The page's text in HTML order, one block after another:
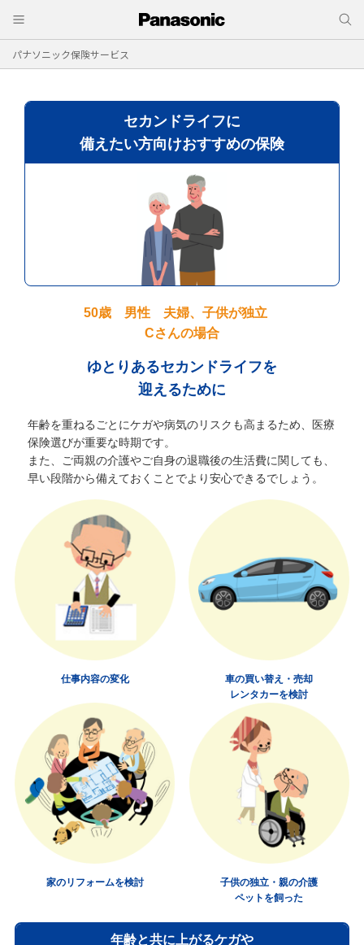
パナソニック保険サービス
セカンドライフに
備えたい方向けおすすめの保険
50歳 男性 夫婦、子供が独立
Cさんの場合
ゆとりあるセカンドライフを
迎えるために
年齢を重ねるごとにケガや病気のリスクも高まるため、医療
保険選びが重要な時期です。
また、ご両親の介護やご自身の退職後の生活費に関しても、
早い段階から備えておくことでより安心できるでしょう。
仕事内容の変化
車の買い替え・売却
レンタカーを検討
家のリフォームを検討
子供の独立・親の介護
ペットを飼った
年齢と共に上がるケガや